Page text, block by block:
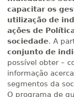
capacitar os
utilização de
ações de
sociedade. A
conjunto de
possível obter –
informação
segmentos da
O programa de